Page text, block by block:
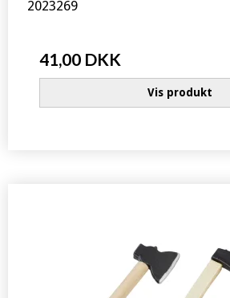
2023269
41,00 DKK
Vis produkt